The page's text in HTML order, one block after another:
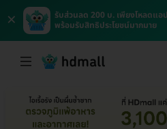
×
รับส่วนลด 200 บ. เพียงโหลดแ
พร้อมรับสิทธิประโยชน์มากมาย